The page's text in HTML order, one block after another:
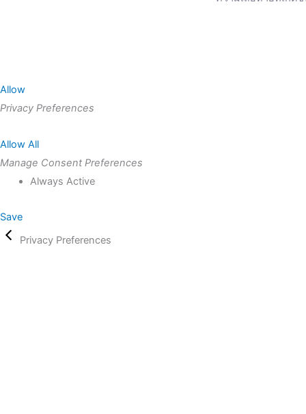
Allow
Privacy Preferences
Allow All
Manage Consent Preferences
Always Active
Save
Privacy Preferences